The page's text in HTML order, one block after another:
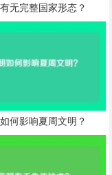
无完整国家形态？
何影响夏周文明？